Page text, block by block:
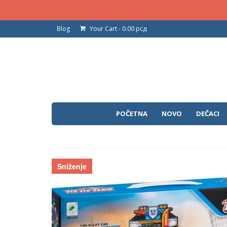
Blog Your Cart- 0.00 рсд
POČETNA NOVO DEČACI
Sniženje